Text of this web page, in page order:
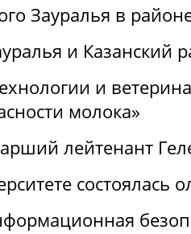
Зауралья в
и Казанский
и
молока»
лейтенант
состоялась